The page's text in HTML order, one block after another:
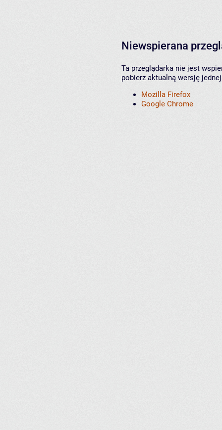
Niewspierana
Ta przeglądarka nie jest
pobierz aktualną wersję
Mozilla Firefox
Google Chrome